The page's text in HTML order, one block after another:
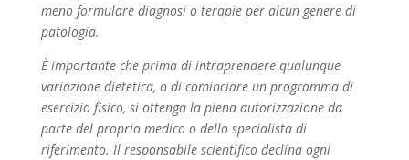
meno formulare diagnosi o terapie per alcun genere di
patologia.
Èimportanteche prima di intraprendere qualunque
variazione dietetica, o di cominciare un programma di
esercizio fisico, si ottenga la piena autorizzazione da
parte del proprio medico o dello specialista di
riferimento. Il responsabile scientifico declina ogni